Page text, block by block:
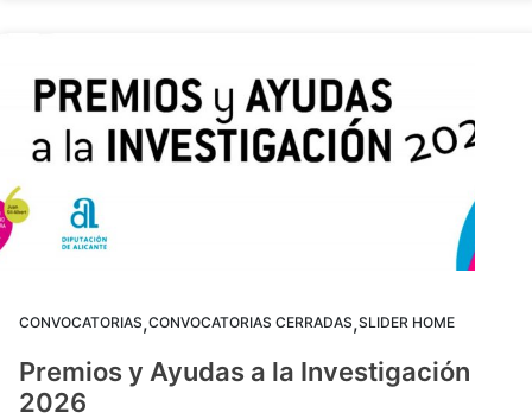
CONVOCATORIAS,CONVOCATORIAS CERRADAS,SLIDER HOME
Premios y Ayudas a la Investigación
2026